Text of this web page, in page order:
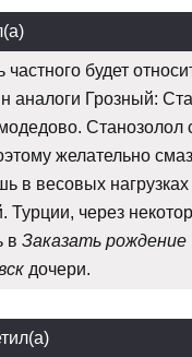
будет
аналоги Грозный:
Станозолол
желательно
в весовых
Турции, через
в Заказать
дочери.